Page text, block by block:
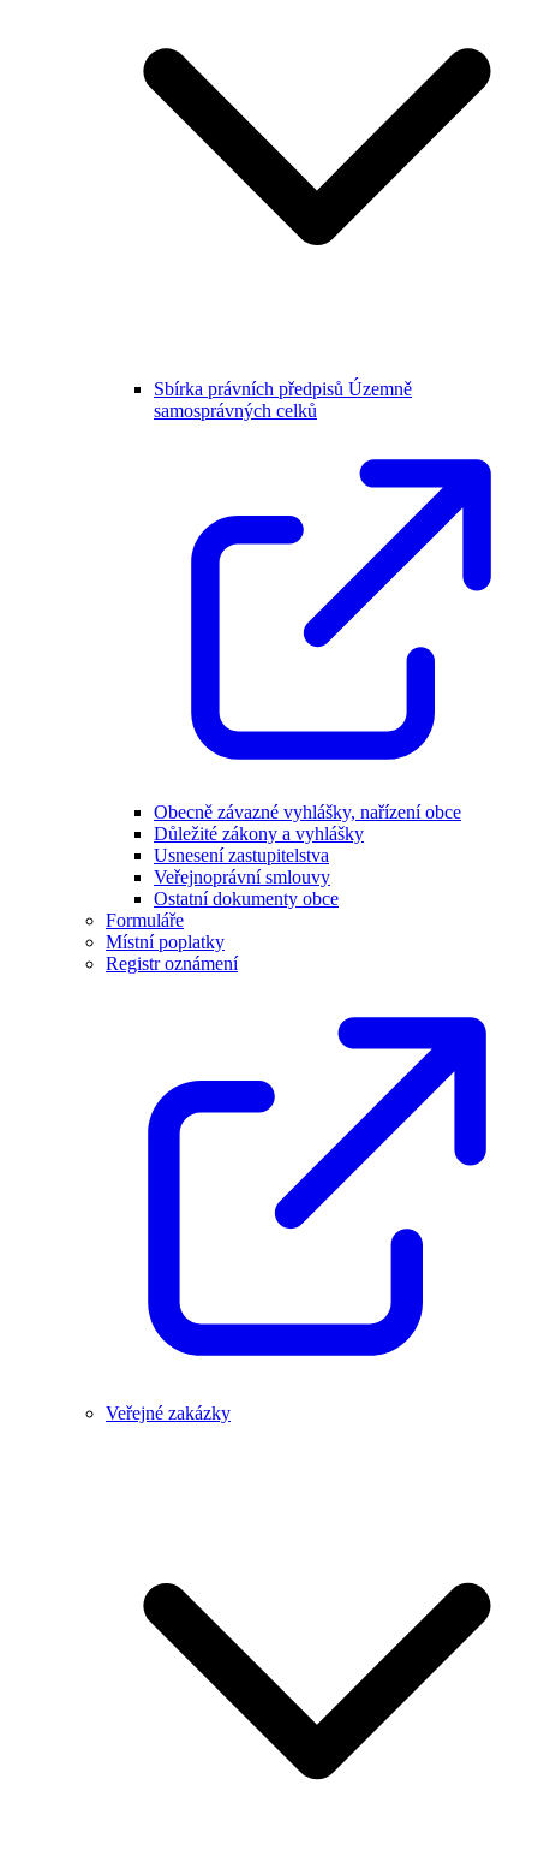
Sbírka právních předpisů Územně
samosprávných celků
Obecně závazné vyhlášky, nařízení obce
Důležité zákony a vyhlášky
Usnesení zastupitelstva
Veřejnoprávní smlouvy
Ostatní dokumenty obce
Formuláře
Místní poplatky
Registr oznámení
Veřejné zakázky